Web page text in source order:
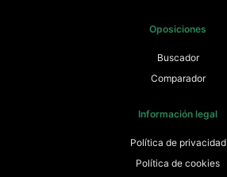
Oposiciones
Buscador
Comparador
Información legal
Política de privacidad
Política de cookies